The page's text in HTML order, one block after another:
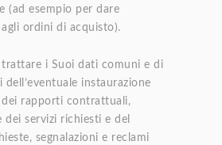
(ad esempio per dare
agli ordini di acquisto).
trattare i Suoi dati comuni e di
instaurazione
dei rapporti contrattuali,
dei servizi richiesti e del
segnalazioni e reclami